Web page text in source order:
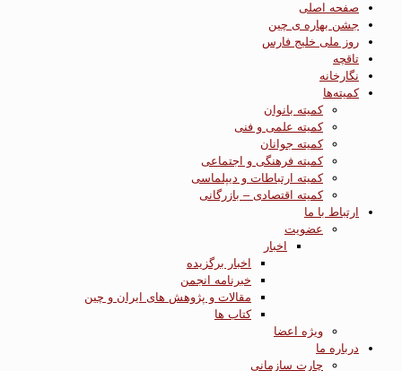
صفحه اصلی
جشن بهاره ی چین
روز ملی خلیج فارس
تاقچه
نگارخانه
کمیته‌ها
کمیته بانوان
کمیته علمی و فنی
کمیته جوانان
کمیته فرهنگی و اجتماعی
کمیته ارتباطات و دیپلماسی
کمیته اقتصادی – بازرگانی
ارتباط با ما
عضویت
اخبار
اخبار برگزیده
خبرنامه انجمن
مقالات و پژوهش های ایران و چین
کتاب ها
ویژه اعضا
درباره ما
چارت سازمانی